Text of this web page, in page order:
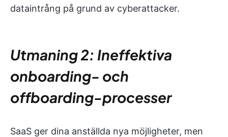
dataintrång på grund av cyberattacker.
Utmaning 2: Ineffektiva
onboarding- och
offboarding-processer
SaaS ger dina anställda nya möjligheter, men